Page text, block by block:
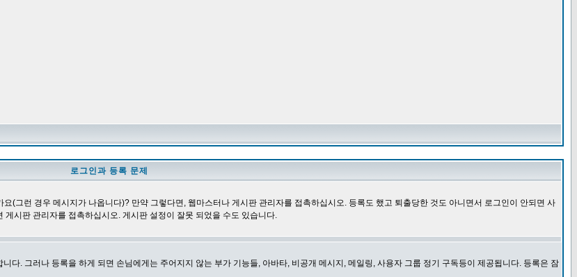
로그인과 등록 문제
(그런 경우 메시지가 나옵니다)? 만약 그렇다면, 웹마스터나 게시판 관리자를 접촉하십시오. 등록도 했고 퇴출당한 것도 아니면서 로그인이 안되면 사
시판 관리자를 접촉하십시오. 게시판 설정이 잘못 되었을 수도 있습니다.
다. 그러나 등록을 하게 되면 손님에게는 주어지지 않는 부가 기능들, 아바타, 비공개 메시지, 메일링, 사용자 그룹 정기 구독등이 제공됩니다. 등록은 잠